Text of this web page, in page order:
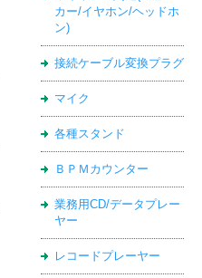
カー/イヤホン/ヘッドホ
ン)
接続ケーブル変換プラグ
マイク
各種スタンド
ＢＰＭカウンター
業務用CD/データプレー
ヤー
レコードプレーヤー